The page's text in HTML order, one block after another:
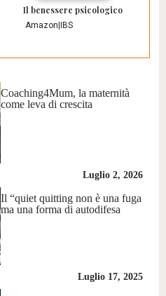
Il benessere psicologico
Amazon IBS
Coaching4Mum, la maternità
come leva di crescita
Luglio 2, 2026
Il “quiet quitting non è una fuga
ma una forma di autodifesa
Luglio 17, 2025